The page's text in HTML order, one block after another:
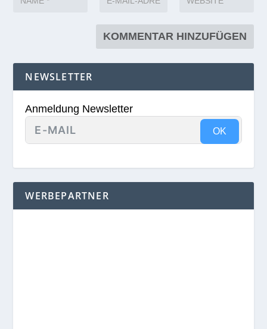
NEWSLETTER
Anmeldung Newsletter
OK
WERBEPARTNER